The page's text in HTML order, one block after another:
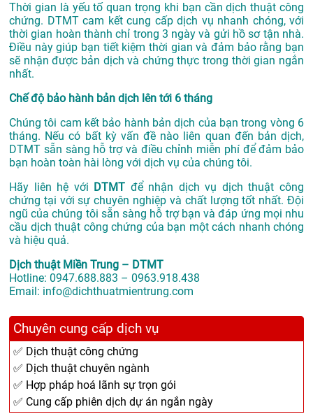
Thời gian là yếu tố quan trọng khi bạn cần dịch thuật công
chứng. DTMT cam kết cung cấp dịch vụ nhanh chóng, với
thời gian hoàn thành chỉ trong 3 ngày và gửi hồ sơ tận nhà.
Điều này giúp bạn tiết kiệm thời gian và đảm bảo rằng bạn
sẽ nhận được bản dịch và chứng thực trong thời gian ngắn
nhất.
Chế độ bảo hành bản dịch lên tới 6 tháng
Chúng tôi cam kết bảo hành bản dịch của bạn trong vòng 6
tháng. Nếu có bất kỳ vấn đề nào liên quan đến bản dịch,
DTMT sẵn sàng hỗ trợ và điều chỉnh miễn phí để đảm bảo
bạn hoàn toàn hài lòng với dịch vụ của chúng tôi.
Hãy liên hệ với DTMT để nhận dịch vụ dịch thuật công
chứng tại với sự chuyên nghiệp và chất lượng tốt nhất. Đội
ngũ của chúng tôi sẵn sàng hỗ trợ bạn và đáp ứng mọi nhu
cầu dịch thuật công chứng của bạn một cách nhanh chóng
và hiệu quả.
Dịch thuật Miền Trung – DTMT
Hotline: 0947.688.883 – 0963.918.438
Email: info@dichthuatmientrung.com
Chuyên cung cấp dịch vụ
✅ Dịch thuật công chứng
✅ Dịch thuật chuyên ngành
✅ Hợp pháp hoá lãnh sự trọn gói
✅ Cung cấp phiên dịch dự án ngắn ngày